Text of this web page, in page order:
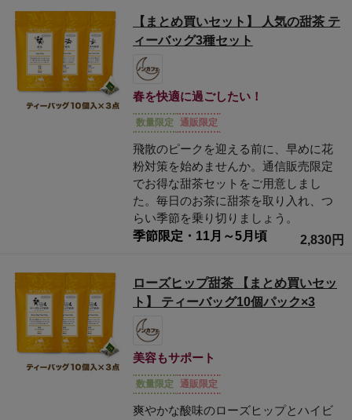
ルピシアの甜茶は、シングルの他に、おい
しさをとことん追求した多彩な風味のオリジ
ナルブレンドで、快適な毎日をサポート。大
人気のレモングラス甜茶には、農薬や化学肥
料を使用せずに栽培された国産レモングラス
を使用。ミント甜茶は清涼感のあるフレッシ
ュな香りが気分をリフレッシュさせてくれま
す。ローズヒップとハイビスカスをブレンド
したローズヒップ甜茶も、爽やかな酸味が甜
茶の自然な甘みと絶妙に調和。スパイシーな
ジンジャー甜茶もおすすめです。
甘い風味の甜茶ですが、含まれている天然の甘味成分は、ごくご
く低カロリー。ノンカフェインなので、お休み前に飲んでも安心。
早めのむずむず対策で、毎日をスッキリ快適に過ごしましょう。
【まとめ買いセット】 人気の甜茶 テ
ィーバッグ3種セット
春を快適に過ごしたい！
数量限定 通販限定
飛散のピークを迎える前に、早めに花
粉対策を始めませんか。通信販売限定
でお得な甜茶セットをご用意しまし
た。毎日のお茶に甜茶を取り入れ、つ
らい季節を乗り切りましょう。
季節限定・11月～5月頃
2,830円
ローズヒップ甜茶 【まとめ買いセッ
ト】 ティーバッグ10個パック×3
美容もサポート
数量限定 通販限定
爽やかな酸味のローズヒップとハイビ